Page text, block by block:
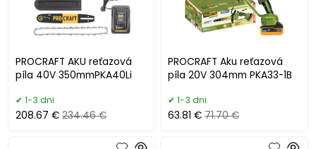
PROCRAFT AKU reťazová
píla 40V 350mmPKA40Li
1-3 dni
208.67 € 234.46 €
PROCRAFT Aku reťazová
píla 20V 304mm PKA33-1B
1-3 dni
63.81 € 71.70 €